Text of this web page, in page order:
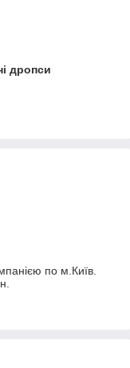
дропси
по м.Київ.